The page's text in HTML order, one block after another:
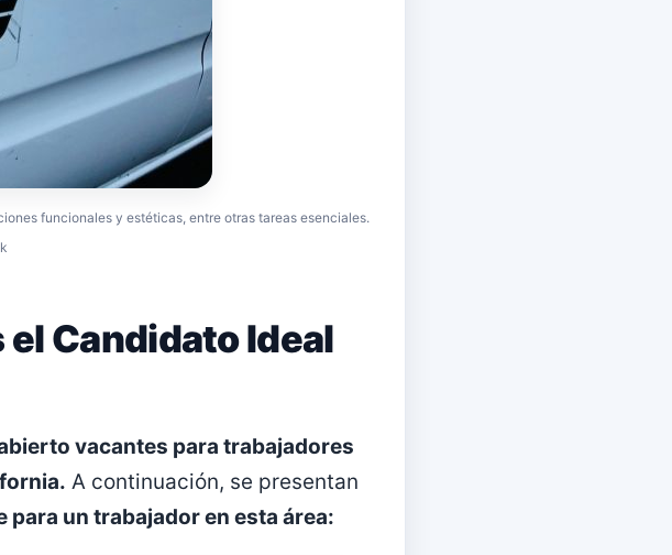
funcionales y estéticas, entre otras tareas esenciales.
Candidato Ideal
vacantes para trabajadores
A continuación, se presentan
un trabajador en esta área: